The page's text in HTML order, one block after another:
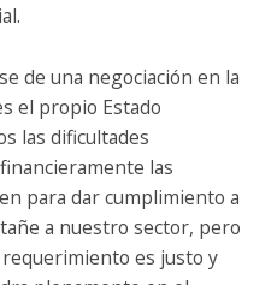
de una negociación en la
el propio Estado
las dificultades
las
para dar cumplimiento a
a nuestro sector, pero
es justo y